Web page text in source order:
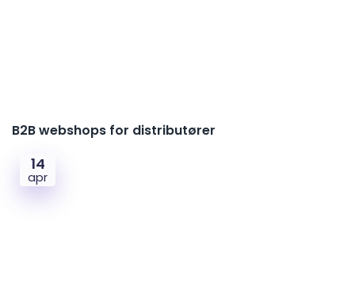
B2B webshops for distributører
14
apr